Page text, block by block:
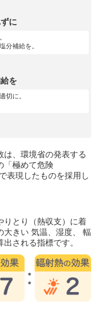
に
分補給を。
を
切に。
は、環境省の発表する
「極めて危険
表現したものを採用し
りとり（熱収支）に着
大きい 気温、湿度、 輻
される指標です。